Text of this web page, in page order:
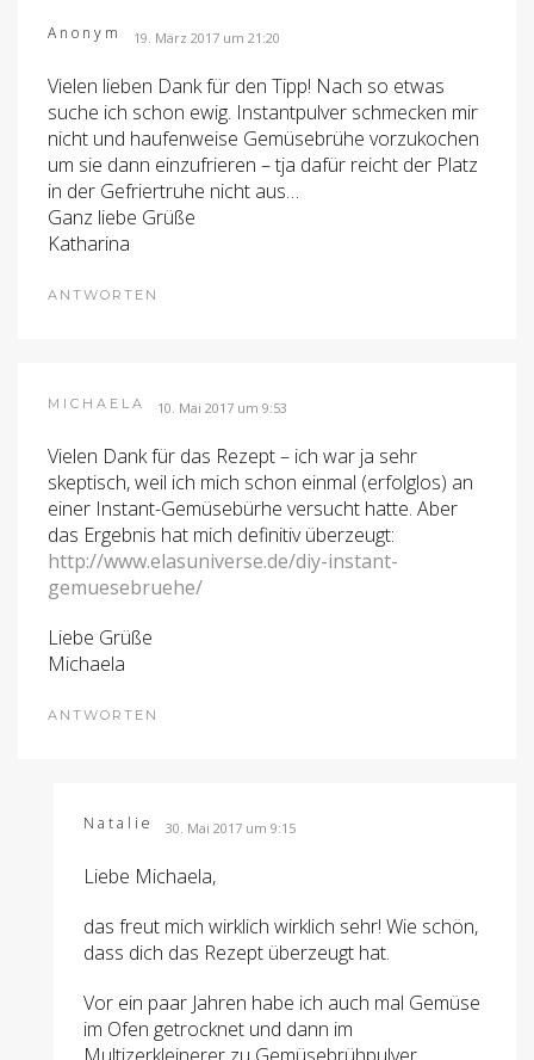
Anonym 19. März 2017 um 21:20
Vielen lieben Dank für den Tipp! Nach so etwas
suche ich schon ewig. Instantpulver schmecken mir
nicht und haufenweise Gemüsebrühe vorzukochen
um sie dann einzufrieren – tja dafür reicht der Platz
in der Gefriertruhe nicht aus…
Ganz liebe Grüße
Katharina
ANTWORTEN
MICHAELA 10. Mai 2017 um 9:53
Vielen Dank für das Rezept – ich war ja sehr
skeptisch, weil ich mich schon einmal (erfolglos) an
einer Instant-Gemüsebürhe versucht hatte. Aber
das Ergebnis hat mich definitiv überzeugt:
http://www.elasuniverse.de/diy-instant-
gemuesebruehe/
Liebe Grüße
Michaela
ANTWORTEN
Natalie 30. Mai 2017 um 9:15
Liebe Michaela,
das freut mich wirklich wirklich sehr! Wie schön,
dass dich das Rezept überzeugt hat.
Vor ein paar Jahren habe ich auch mal Gemüse
im Ofen getrocknet und dann im